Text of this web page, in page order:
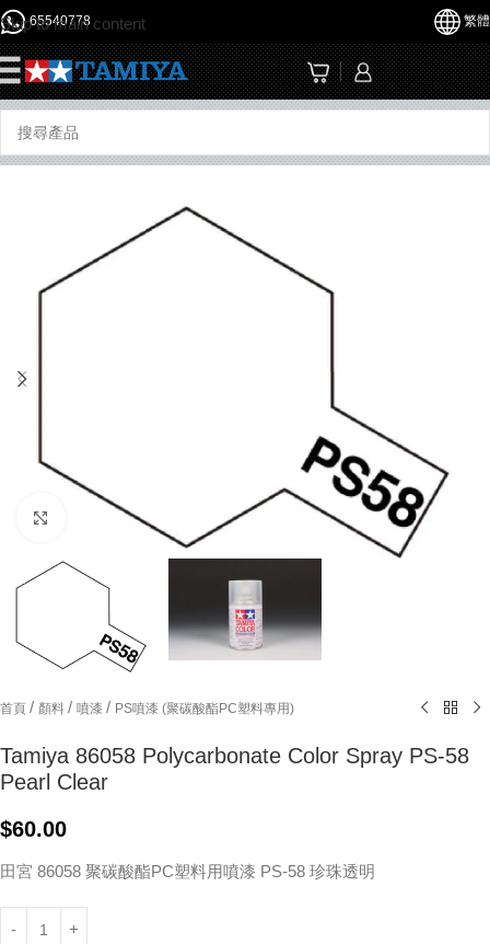
Skip to main content
65540778 繁體
Click to enlarge
首頁 / 顏料 / 噴漆 / PS噴漆 (聚碳酸酯PC塑料專用)
Tamiya 86058 Polycarbonate Color Spray PS-58
Pearl Clear
$60.00
田宮 86058 聚碳酸酯PC塑料用噴漆 PS-58 珍珠透明